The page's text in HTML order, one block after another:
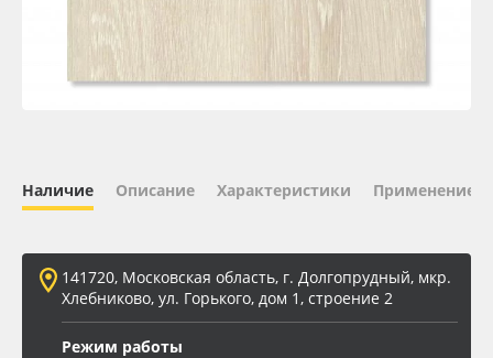
Oracal 641
Orajet 3640
ПЭТ листовой
ПЭТ бэклит
Вспененный ПВХ
Наличие Описание Характеристики Применение
141720, Московская область, г. Долгопрудный, мкр.
Хлебниково, ул. Горького, дом 1, строение 2
Режим работы